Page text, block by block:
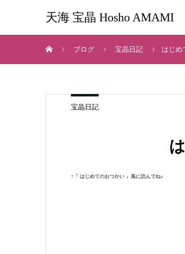
天海 宝晶 Hosho AMAMI
ブログ 宝晶日記 はじめ
宝晶日記
↑『 はじめてのおつかい 』風に読んでね♪